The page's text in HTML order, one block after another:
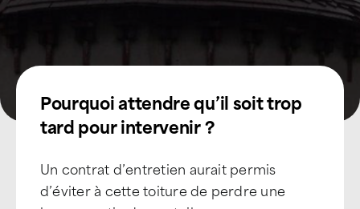
Pourquoi attendre qu’il soit trop
tard pour intervenir ?
Un contrat d’entretien aurait permis
d’éviter à cette toiture de perdre une